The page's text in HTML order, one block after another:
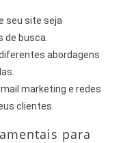
seu site seja
busca.
abordagens
marketing e redes
clientes.
para